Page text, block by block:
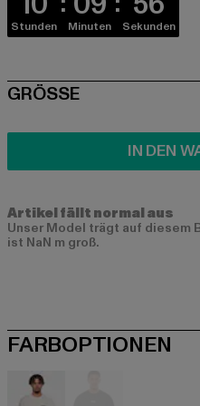
Stunden Minuten Sekunden
SIZE
GRÖSSE
IN DEN
Artikel fällt normal aus
Unser Model trägt auf diesem
ist NaN m groß.
FARBOPTIONEN